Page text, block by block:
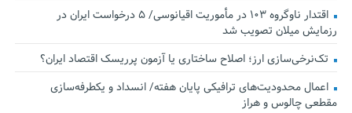
اقتدار ناوگروه ۱۰۳ در مأموریت‌ اقیانوسی/ ۵ درخواست ایران در
رزمایش میلان تصویب شد
تک‌نرخی‌سازی ارز؛ اصلاح ساختاری یا آزمون پرریسک اقتصاد ایران؟
اعمال محدودیت‌های ترافیکی پایان هفته/ انسداد و یکطرفه‌سازی
مقطعی چالوس و هراز